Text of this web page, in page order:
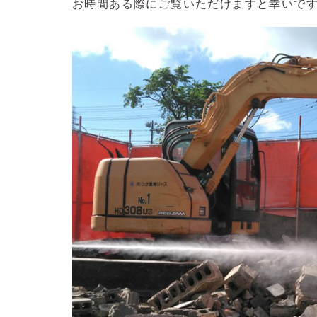
お時間ある際にご覧いただけますと幸いで